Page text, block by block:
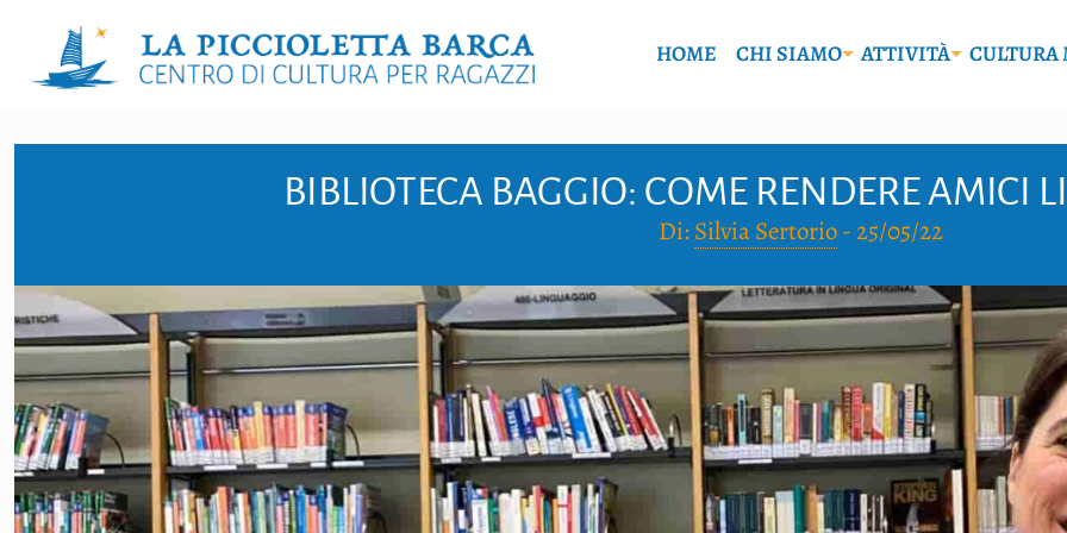
HOME CHI SIAMO ATTIVITÀ
BIBLIOTECA BAGGIO: COME RENDERE AMICI
Di:Silvia Sertorio-25/05/22